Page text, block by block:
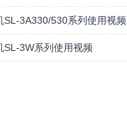
SL-3A330/530系列使用视频
SL-3W系列使用视频